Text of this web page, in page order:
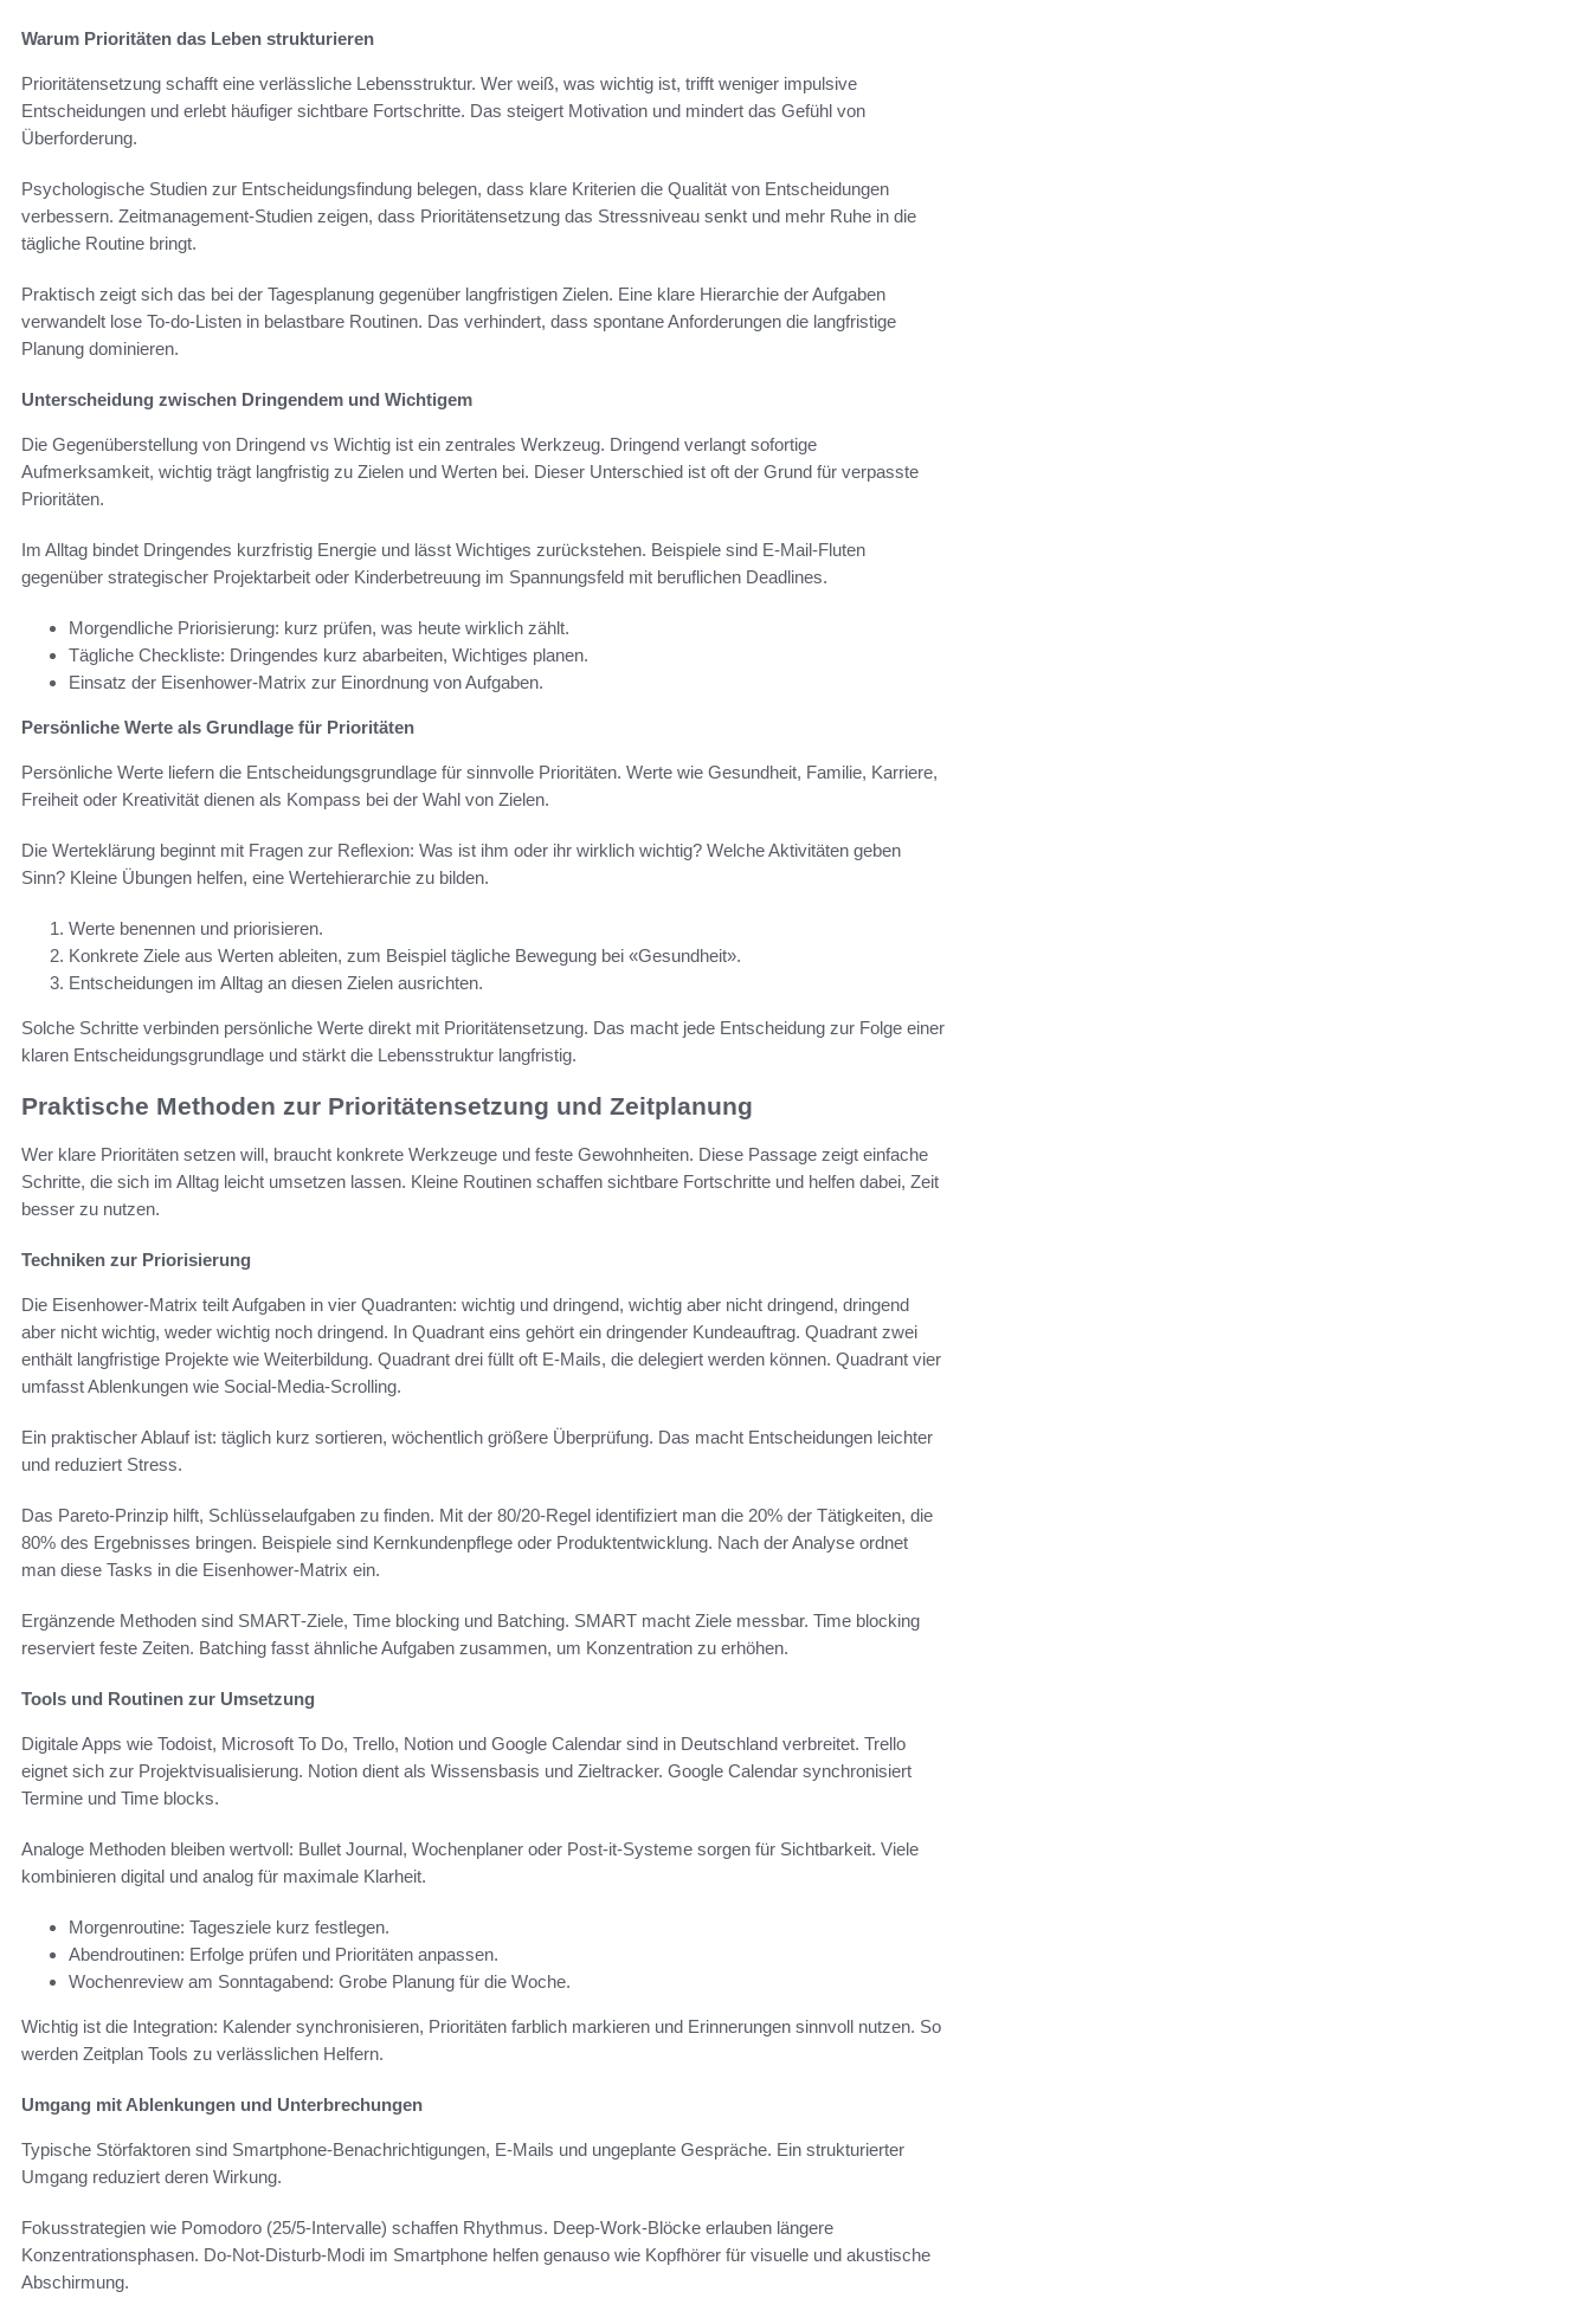
Warum Prioritäten das Leben strukturieren
Prioritätensetzung schafft eine verlässliche Lebensstruktur. Wer weiß, was wichtig ist, trifft weniger impulsive
Entscheidungen und erlebt häufiger sichtbare Fortschritte. Das steigert Motivation und mindert das Gefühl von
Überforderung.
Psychologische Studien zur Entscheidungsfindung belegen, dass klare Kriterien die Qualität von Entscheidungen
verbessern. Zeitmanagement-Studien zeigen, dass Prioritätensetzung das Stressniveau senkt und mehr Ruhe in die
tägliche Routine bringt.
Praktisch zeigt sich das bei der Tagesplanung gegenüber langfristigen Zielen. Eine klare Hierarchie der Aufgaben
verwandelt lose To-do-Listen in belastbare Routinen. Das verhindert, dass spontane Anforderungen die langfristige
Planung dominieren.
Unterscheidung zwischen Dringendem und Wichtigem
Die Gegenüberstellung von Dringend vs Wichtig ist ein zentrales Werkzeug. Dringend verlangt sofortige
Aufmerksamkeit, wichtig trägt langfristig zu Zielen und Werten bei. Dieser Unterschied ist oft der Grund für verpasste
Prioritäten.
Im Alltag bindet Dringendes kurzfristig Energie und lässt Wichtiges zurückstehen. Beispiele sind E-Mail-Fluten
gegenüber strategischer Projektarbeit oder Kinderbetreuung im Spannungsfeld mit beruflichen Deadlines.
Morgendliche Priorisierung: kurz prüfen, was heute wirklich zählt.
Tägliche Checkliste: Dringendes kurz abarbeiten, Wichtiges planen.
Einsatz der Eisenhower-Matrix zur Einordnung von Aufgaben.
Persönliche Werte als Grundlage für Prioritäten
Persönliche Werte liefern die Entscheidungsgrundlage für sinnvolle Prioritäten. Werte wie Gesundheit, Familie, Karriere,
Freiheit oder Kreativität dienen als Kompass bei der Wahl von Zielen.
Die Werteklärung beginnt mit Fragen zur Reflexion: Was ist ihm oder ihr wirklich wichtig? Welche Aktivitäten geben
Sinn? Kleine Übungen helfen, eine Wertehierarchie zu bilden.
Werte benennen und priorisieren.
Konkrete Ziele aus Werten ableiten, zum Beispiel tägliche Bewegung bei «Gesundheit».
Entscheidungen im Alltag an diesen Zielen ausrichten.
Solche Schritte verbinden persönliche Werte direkt mit Prioritätensetzung. Das macht jede Entscheidung zur Folge einer
klaren Entscheidungsgrundlage und stärkt die Lebensstruktur langfristig.
Praktische Methoden zur Prioritätensetzung und Zeitplanung
Wer klare Prioritäten setzen will, braucht konkrete Werkzeuge und feste Gewohnheiten. Diese Passage zeigt einfache
Schritte, die sich im Alltag leicht umsetzen lassen. Kleine Routinen schaffen sichtbare Fortschritte und helfen dabei, Zeit
besser zu nutzen.
Techniken zur Priorisierung
Die Eisenhower-Matrix teilt Aufgaben in vier Quadranten: wichtig und dringend, wichtig aber nicht dringend, dringend
aber nicht wichtig, weder wichtig noch dringend. In Quadrant eins gehört ein dringender Kundeauftrag. Quadrant zwei
enthält langfristige Projekte wie Weiterbildung. Quadrant drei füllt oft E‑Mails, die delegiert werden können. Quadrant vier
umfasst Ablenkungen wie Social‑Media‑Scrolling.
Ein praktischer Ablauf ist: täglich kurz sortieren, wöchentlich größere Überprüfung. Das macht Entscheidungen leichter
und reduziert Stress.
Das Pareto-Prinzip hilft, Schlüsselaufgaben zu finden. Mit der 80/20‑Regel identifiziert man die 20% der Tätigkeiten, die
80% des Ergebnisses bringen. Beispiele sind Kernkundenpflege oder Produktentwicklung. Nach der Analyse ordnet
man diese Tasks in die Eisenhower-Matrix ein.
Ergänzende Methoden sind SMART‑Ziele, Time blocking und Batching. SMART macht Ziele messbar. Time blocking
reserviert feste Zeiten. Batching fasst ähnliche Aufgaben zusammen, um Konzentration zu erhöhen.
Tools und Routinen zur Umsetzung
Digitale Apps wie Todoist, Microsoft To Do, Trello, Notion und Google Calendar sind in Deutschland verbreitet. Trello
eignet sich zur Projektvisualisierung. Notion dient als Wissensbasis und Zieltracker. Google Calendar synchronisiert
Termine und Time blocks.
Analoge Methoden bleiben wertvoll: Bullet Journal, Wochenplaner oder Post‑it‑Systeme sorgen für Sichtbarkeit. Viele
kombinieren digital und analog für maximale Klarheit.
Morgenroutine: Tagesziele kurz festlegen.
Abendroutinen: Erfolge prüfen und Prioritäten anpassen.
Wochenreview am Sonntagabend: Grobe Planung für die Woche.
Wichtig ist die Integration: Kalender synchronisieren, Prioritäten farblich markieren und Erinnerungen sinnvoll nutzen. So
werden Zeitplan Tools zu verlässlichen Helfern.
Umgang mit Ablenkungen und Unterbrechungen
Typische Störfaktoren sind Smartphone‑Benachrichtigungen, E‑Mails und ungeplante Gespräche. Ein strukturierter
Umgang reduziert deren Wirkung.
Fokusstrategien wie Pomodoro (25/5‑Intervalle) schaffen Rhythmus. Deep‑Work‑Blöcke erlauben längere
Konzentrationsphasen. Do‑Not‑Disturb‑Modi im Smartphone helfen genauso wie Kopfhörer für visuelle und akustische
Abschirmung.